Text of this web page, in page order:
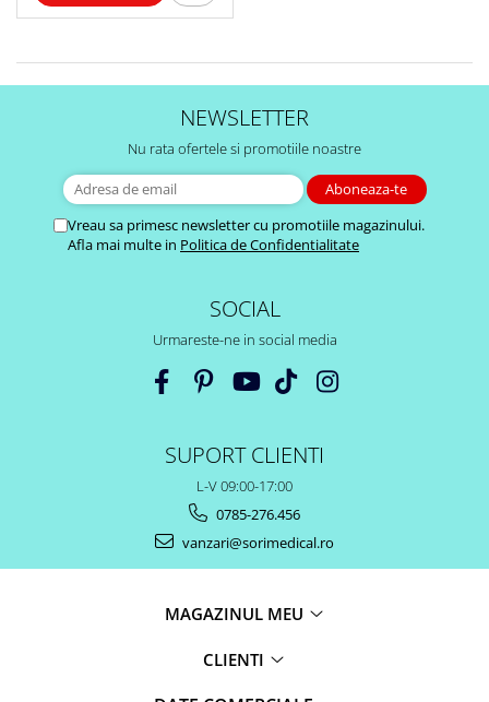
NEWSLETTER
Nu rata ofertele si promotiile noastre
Vreau sa primesc newsletter cu promotiile magazinului.
Afla mai multe in Politica de Confidentialitate
SOCIAL
Urmareste-ne in social media
SUPORT CLIENTI
L-V 09:00-17:00
0785-276.456
vanzari@sorimedical.ro
MAGAZINUL MEU
CLIENTI